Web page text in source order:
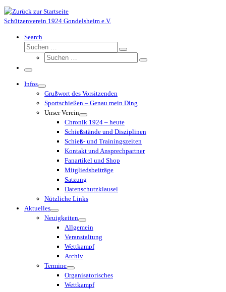
Schützenverein 1924 Gondelsheim e.V.
Search
Suche
Suchen …
Suche
Suchen …
Menü
Infos
Grußwort des Vorsitzenden
Sportschießen – Genau mein Ding
Unser Verein
Chronik 1924 – heute
Schießstände und Disziplinen
Schieß- und Trainingszeiten
Kontakt und Ansprechpartner
Fanartikel und Shop
Mitgliedsbeiträge
Satzung
Datenschutzklausel
Nützliche Links
Aktuelles
Neuigkeiten
Allgemein
Veranstaltung
Wettkampf
Archiv
Termine
Organisatorisches
Wettkampf